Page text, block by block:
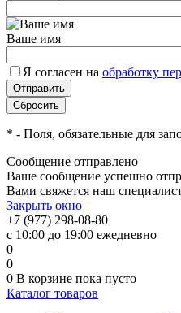
Ваше имя
Я согласен на обработку
* - Поля, обязательные для
Сообщение отправлено
Ваше сообщение успешно
Вами свяжется наш
Закрыть окно
+7 (977) 298-08-80
с 10:00 до 19:00 ежедневно
0
0
0 В корзине пока пусто
Каталог товаров